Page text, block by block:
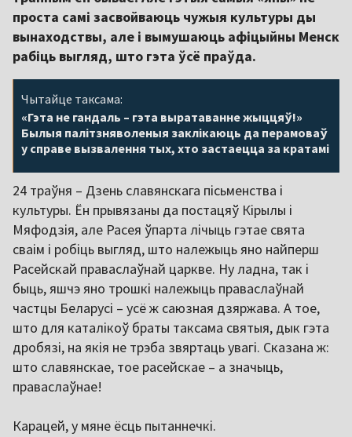
проста самі засвойваюць чужыя культуры ды
вынаходствы, але і вымушаюць афіцыйны Менск
рабіць выгляд, што гэта ўсё праўда.
Чытайце таксама:
«Гэта не гандаль – гэта выратаванне жыццяў!»
Былыя палітзняволеныя заклікаюць да перамоваў
у справе вызвалення тых, хто застаецца за кратамі
24 траўня – Дзень славянскага пісьменства і
культуры. Ён прывязаны да постацяў Кірылы і
Мяфодзія, але Расея ўпарта лічыць гэтае свята
сваім і робіць выгляд, што належыць яно найперш
Расейскай праваслаўнай царкве. Ну ладна, так і
быць, яшчэ яно трошкі належыць праваслаўнай
частцы Беларусі – усё ж саюзная дзяржава. А тое,
што для каталікоў браты таксама святыя, дык гэта
дробязі, на якія не трэба звяртаць увагі. Сказана ж:
што славянскае, тое расейскае – а значыць,
праваслаўнае!
Карацей, у мяне ёсць пытаннечкі.